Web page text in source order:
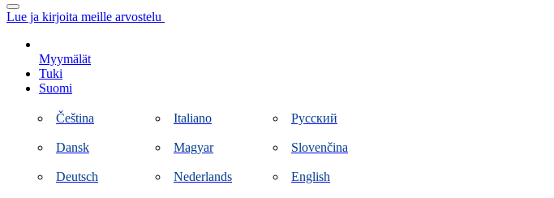
Lue ja kirjoita meille arvostelu
Myymälät
Tuki
Suomi
Čeština Italiano Русский
Dansk Magyar Slovenčina
Deutsch Nederlands English